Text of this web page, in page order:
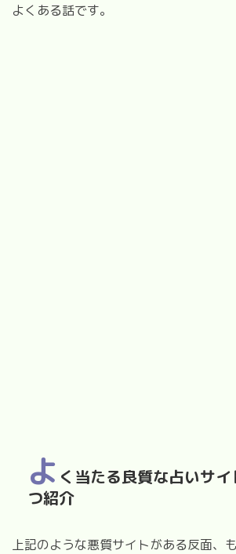
よくある話です。
よ く当たる良質な占いサ
つ紹介
上記のような悪質サイトがある反面、